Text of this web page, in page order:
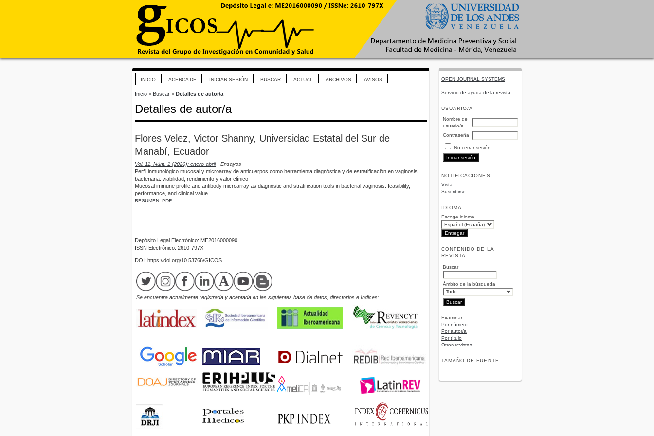
OPEN JOURNAL SYSTEMS
Servicio de ayuda de la revista
USUARIO/A
Nombre de
usuario/a
Contraseña
No cerrar sesión
NOTIFICACIONES
Vista
Suscribirse
IDIOMA
Escoge idioma
CONTENIDO DE LA
REVISTA
Buscar
Ámbito de la búsqueda
Examinar
Por número
Por autor/a
Por título
Otras revistas
TAMAÑO DE FUENTE
INICIO ACERCA DE INICIAR SESIÓN BUSCAR ACTUAL ARCHIVOS AVISOS
Inicio > Buscar > Detalles de autor/a
Detalles de autor/a
Flores Velez, Victor Shanny, Universidad Estatal del Sur de
Manabí, Ecuador
Vol. 11, Núm. 1 (2026): enero-abril- Ensayos
Perfil inmunológico mucosal y microarray de anticuerpos como herramienta diagnóstica y de estratificación en vaginosis
bacteriana: viabilidad, rendimiento y valor clínico
Mucosal immune profile and antibody microarray as diagnostic and stratification tools in bacterial vaginosis: feasibility,
performance, and clinical value
RESUMEN PDF
Depósito Legal Electrónico: ME2016000090
ISSN Electrónico: 2610-797X
DOI: https://doi.org/10.53766/GICOS
Se encuentra actualmente registrada y aceptada en las siguientes base de datos, directorios e índices: